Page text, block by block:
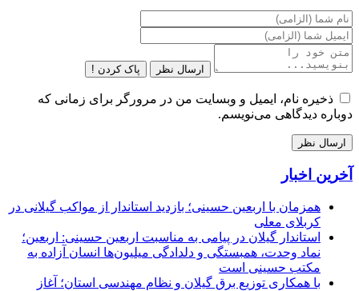
ارسال نظر پاک کردن !
ذخیره نام، ایمیل و وبسایت من در مرورگر برای زمانی که
دوباره دیدگاهی می‌نویسم.
آخرین اخبار
همزمان با اربعین حسینی؛ بازدید استاندار از مواکب گیلانی در
کربلای معلی
استاندار گیلان در پیامی به مناسبت اربعین حسینی: اربعین؛
نماد وحدت، همبستگی و دلدادگی میلیون‌ها انسان آزاده به
مکتب حسینی است
با همکاری توزیع برق گیلان و نظام مهندسی استان؛ آغاز